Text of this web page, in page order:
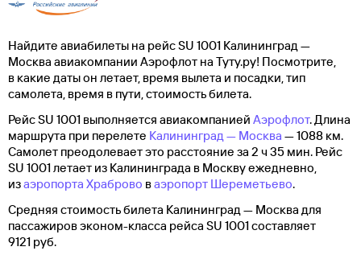
Найдите авиабилеты на рейс SU 1001 Калининград —
Москва авиакомпании Аэрофлот на Туту.ру! Посмотрите,
в какие даты он летает, время вылета и посадки, тип
самолета, время в пути, стоимость билета.
Рейс SU 1001 выполняется авиакомпанией Аэрофлот. Длина
маршрута при перелете Калининград — Москва — 1088 км.
Самолет преодолевает это расстояние за 2 ч 35 мин. Рейс
SU 1001 летает из Калининграда в Москву ежедневно,
изаэропорта Храброво ваэропорт Шереметьево.
Средняя стоимость билета Калининград — Москва для
пассажиров эконом-класса рейса SU 1001 составляет
9121 руб.